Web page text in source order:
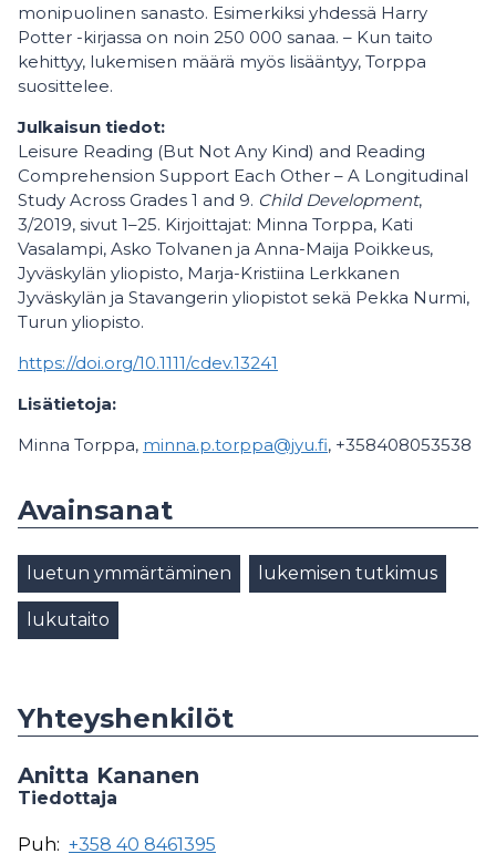
monipuolinen sanasto. Esimerkiksi yhdessä Harry
Potter -kirjassa on noin 250 000 sanaa. – Kun taito
kehittyy, lukemisen määrä myös lisääntyy, Torppa
suosittelee.
Julkaisun tiedot:
Leisure Reading (But Not Any Kind) and Reading
Comprehension Support Each Other – A Longitudinal
Study Across Grades 1 and 9. Child Development,
3/2019, sivut 1–25. Kirjoittajat: Minna Torppa, Kati
Vasalampi, Asko Tolvanen ja Anna-Maija Poikkeus,
Jyväskylän yliopisto, Marja-Kristiina Lerkkanen
Jyväskylän ja Stavangerin yliopistot sekä Pekka Nurmi,
Turun yliopisto.
https://doi.org/10.1111/cdev.13241
Lisätietoja:
Minna Torppa, minna.p.torppa@jyu.fi, +358408053538
Avainsanat
luetun ymmärtäminen lukemisen tutkimus
lukutaito
Yhteyshenkilöt
Anitta Kananen
Tiedottaja
Puh: +358 40 8461395